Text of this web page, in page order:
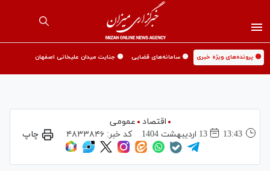
🟡 پرونده‌های ویژه خبری 🟡 سامانه‌های قضایی 🟡 جنایت میدان علیخانی اصفهان
اقتصاد
عمومی
13:43
13 ارديبهشت 1404 کد خبر:۴۸۳۳۸۴۶ چاپ